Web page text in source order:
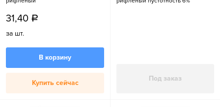
31,40 a
за шт.
В корзину
Купить сейчас
Под заказ